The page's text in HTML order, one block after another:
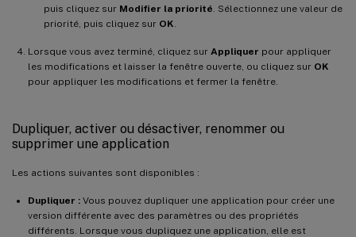
puis cliquez sur Modifier la priorité . Sélectionnez une valeur de
priorité, puis cliquez sur OK
Lorsque vous avez terminé, cliquez sur Appliquer pour appliquer
les modifications et laisser la fenêtre ouverte, ou cliquez sur OK
pour appliquer les modifications et fermer la fenêtre.
Dupliquer, activer ou désactiver, renommer ou
supprimer une application
Les actions suivantes sont disponibles :
Dupliquer : Vous pouvez dupliquer une application pour créer une
version différente avec des paramètres ou des propriétés
différents. Lorsque vous dupliquez une application, elle est